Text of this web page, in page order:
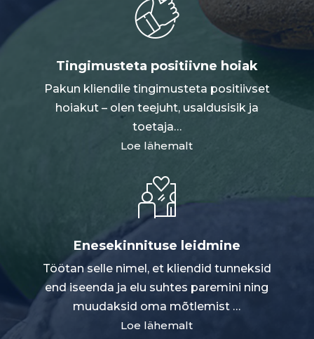
Tingimusteta positiivne hoiak
Pakun kliendile tingimusteta positiivset
hoiakut – olen teejuht, usaldusisik ja
toetaja…
Loe lähemalt
Enesekinnituse leidmine
Töötan selle nimel, et kliendid tunneksid
end iseenda ja elu suhtes paremini ning
muudaksid oma mõtlemist …
Loe lähemalt